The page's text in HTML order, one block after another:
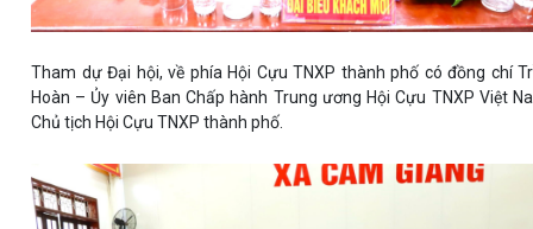
Tham dự Đại hội, về phía Hội Cựu TNXP thành phố có đồng chí
Hoàn – Ủy viên Ban Chấp hành Trung ương Hội Cựu TNXP Việt
Chủ tịch Hội Cựu TNXP thành phố.